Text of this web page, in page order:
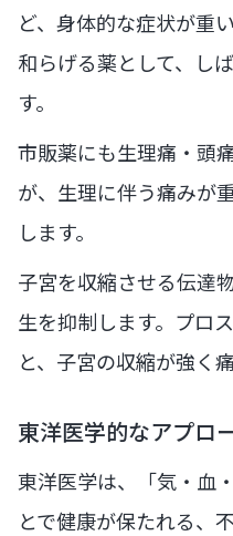
ど、身体的な症状が重
和らげる薬として、し
す。
市販薬にも生理痛・頭
が、生理に伴う痛みが
します。
子宮を収縮させる伝達
生を抑制します。プロ
と、子宮の収縮が強く
東洋医学的なアプロ
東洋医学は、「気・血
とで健康が保たれる、